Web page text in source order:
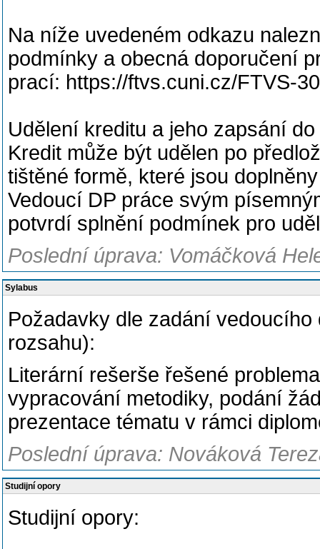
Na níže uvedeném odkazu
podmínky a obecná doporučení
prací: https://ftvs.cuni.cz/FTVS-
Udělení kreditu a jeho zapsání
Kredit může být udělen po
tištěné formě, které jsou
Vedoucí DP práce svým
potvrdí splnění podmínek pro
Poslední úprava: Vomáčková
Sylabus
Požadavky dle zadání
rozsahu):
Literární rešerše řešené
vypracování metodiky, podání
prezentace tématu v rámci
Poslední úprava: Nováková
Studijní opory
Studijní opory: